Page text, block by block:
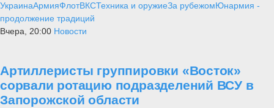
УкраинаАрмияФлотВКСТехника и оружиеЗа рубежомЮнармия -
продолжение традиций
Вчера, 20:00 Новости
Артиллеристы группировки «Восток»
сорвали ротацию подразделений ВСУ в
Запорожской области